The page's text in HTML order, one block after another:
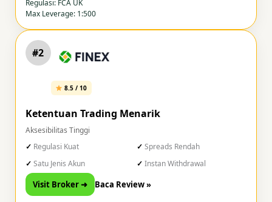
Regulasi: FCA UK
Max Leverage: 1:500
#2
8.5 / 10
Ketentuan Trading Menarik
Aksesibilitas Tinggi
Regulasi Kuat
Spreads Rendah
Satu Jenis Akun
Instan Withdrawal
Visit Broker ➜ Baca Review »